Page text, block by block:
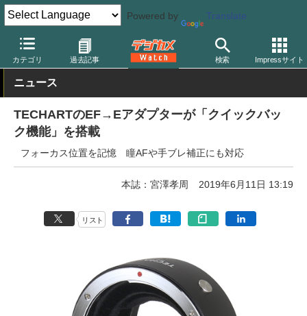
Powered by Translate
カテゴリ 過去記事 検索 Impressサイト
デジカメ Watch レンズ マウントアダプター テックアート
ニュース
TECHARTのEF→Eアダプターが「クイックバッ
ク機能」を搭載
フォーカス位置を記憶 瞳AFや手ブレ補正にも対応
本誌：宮澤孝周 2019年6月11日 13:19
リスト